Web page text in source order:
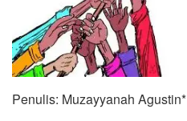
Penulis: Muzayyanah Agustin*